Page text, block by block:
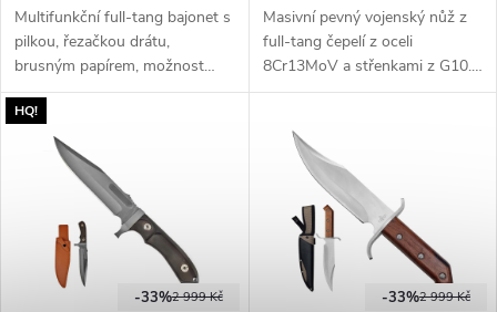
Multifunkční full-tang bajonet s
pilkou, řezačkou drátu,
brusným papírem, možnost
nasazení na zbraň. Čepel z
kvalitní oceli 7Cr17MoV s
titanovým povlakem.
Masivní pevný vojenský nůž z
full-tang čepelí z oceli
8Cr13MoV a střenkami z G10.
Dodáváno s koženým
křesadlo a lze jej zavěsit za
opasek.
HQ!
2 999 Kč
-33% 2 999 Kč
-33%